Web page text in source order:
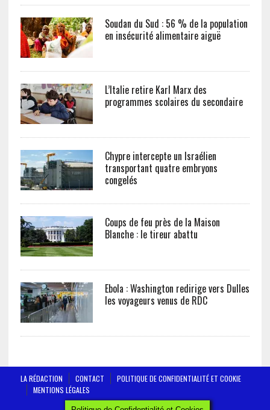
Soudan du Sud : 56 % de la population
en insécurité alimentaire aiguë
L’Italie retire Karl Marx des
programmes scolaires du secondaire
Chypre intercepte un Israélien
transportant quatre embryons
congelés
Coups de feu près de la Maison
Blanche : le tireur abattu
Ebola : Washington redirige vers Dulles
les voyageurs venus de RDC
LA RÉDACTION CONTACT
POLITIQUE DE CONFIDENTIALITÉ ET COOKIE
MENTIONS LÉGALES
AFRICTELEGRAPH - ALL RIGHTS RESERVED 2019